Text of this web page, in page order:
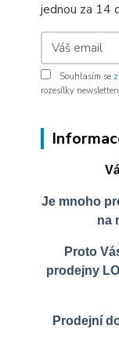
jednou za 14
Souhlasím se
rozesílky
Je mnoho
na
Proto
prodejny
Prodejní